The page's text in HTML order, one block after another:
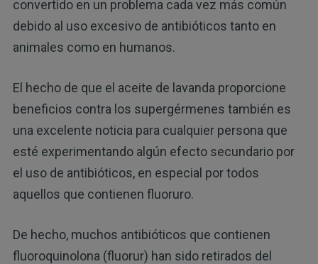
convertido en un problema cada vez más común
debido al uso excesivo de antibióticos tanto en
animales como en humanos.
El hecho de que el aceite de lavanda proporcione
beneficios contra los supergérmenes también es
una excelente noticia para cualquier persona que
esté experimentando algún efecto secundario por
el uso de antibióticos, en especial por todos
aquellos que contienen fluoruro.
De hecho, muchos antibióticos que contienen
fluoroquinolona (fluorur) han sido retirados del